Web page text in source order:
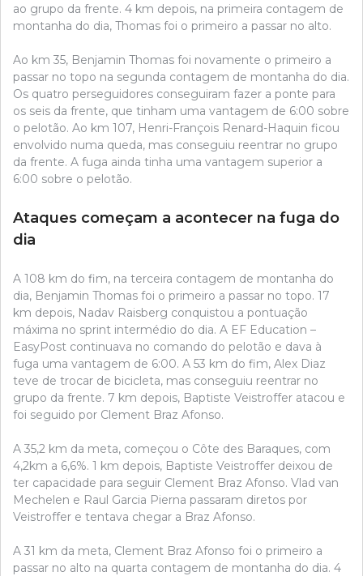
ao grupo da frente. 4 km depois, na primeira contagem de
montanha do dia, Thomas foi o primeiro a passar no alto.
Ao km 35, Benjamin Thomas foi novamente o primeiro a
passar no topo na segunda contagem de montanha do dia.
Os quatro perseguidores conseguiram fazer a ponte para
os seis da frente, que tinham uma vantagem de 6:00 sobre
o pelotão. Ao km 107, Henri-François Renard-Haquin ficou
envolvido numa queda, mas conseguiu reentrar no grupo
da frente. A fuga ainda tinha uma vantagem superior a
6:00 sobre o pelotão.
Ataques começam a acontecer na fuga do
dia
A 108 km do fim, na terceira contagem de montanha do
dia, Benjamin Thomas foi o primeiro a passar no topo. 17
km depois, Nadav Raisberg conquistou a pontuação
máxima no sprint intermédio do dia. A EF Education –
EasyPost continuava no comando do pelotão e dava à
fuga uma vantagem de 6:00. A 53 km do fim, Alex Diaz
teve de trocar de bicicleta, mas conseguiu reentrar no
grupo da frente. 7 km depois, Baptiste Veistroffer atacou e
foi seguido por Clement Braz Afonso.
A 35,2 km da meta, começou o Côte des Baraques, com
4,2km a 6,6%. 1 km depois, Baptiste Veistroffer deixou de
ter capacidade para seguir Clement Braz Afonso. Vlad van
Mechelen e Raul Garcia Pierna passaram diretos por
Veistroffer e tentava chegar a Braz Afonso.
A 31 km da meta, Clement Braz Afonso foi o primeiro a
passar no alto na quarta contagem de montanha do dia. 4